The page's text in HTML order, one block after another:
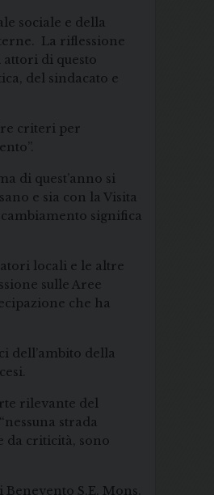
sociale e della
La riflessione
attori di questo
del sindacato e
criteri per
di quest’anno si
e sia con la Visita
significa
locali e le altre
sulle Aree
che ha
dell’ambito della
rilevante del
strada
da criticità, sono
S.E. Mons.